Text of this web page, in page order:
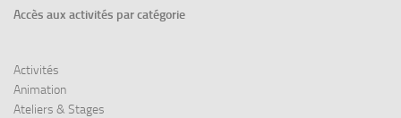
Accès aux activités par catégorie
Activités
Animation
Ateliers & Stages